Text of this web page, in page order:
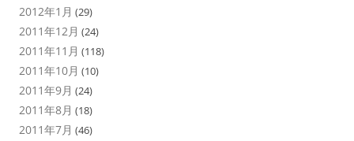
2012年1月 (29)
2011年12月 (24)
2011年11月 (118)
2011年10月 (10)
2011年9月 (24)
2011年8月 (18)
2011年7月 (46)